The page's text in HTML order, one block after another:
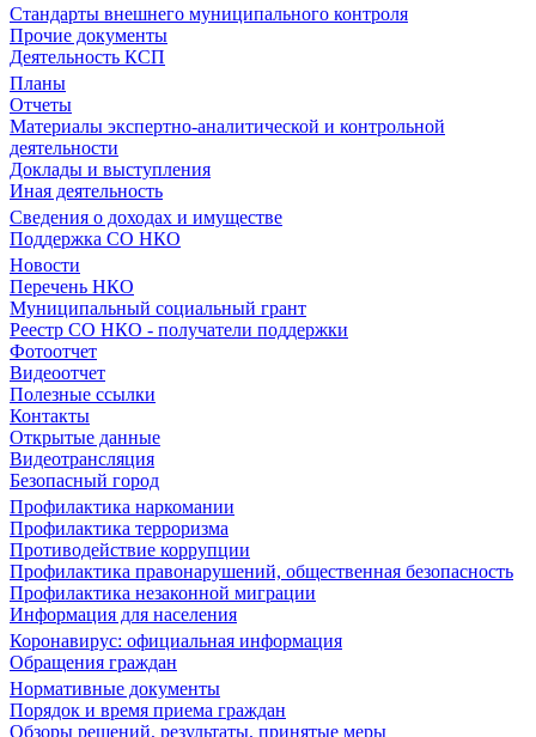
Стандарты внешнего муниципального контроля
Прочие документы
Деятельность КСП
Планы
Отчеты
Материалы экспертно-аналитической и контрольной
деятельности
Доклады и выступления
Иная деятельность
Сведения о доходах и имуществе
Поддержка СО НКО
Новости
Перечень НКО
Муниципальный социальный грант
Реестр СО НКО - получатели поддержки
Фотоотчет
Видеоотчет
Полезные ссылки
Контакты
Открытые данные
Видеотрансляция
Безопасный город
Профилактика наркомании
Профилактика терроризма
Противодействие коррупции
Профилактика правонарушений, общественная безопасность
Профилактика незаконной миграции
Информация для населения
Коронавирус: официальная информация
Обращения граждан
Нормативные документы
Порядок и время приема граждан
Обзоры решений, результаты, принятые меры